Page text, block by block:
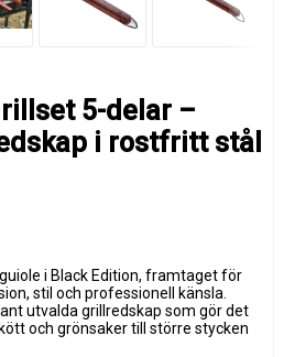
5-delar –
i rostfritt stål
i Black Edition, framtaget för
stil och professionell känsla.
utvalda grillredskap som gör det
och grönsaker till större stycken